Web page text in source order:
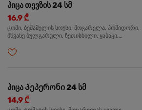
პიცა თევზის 24 სმ
16,9 ₾
ცომი, ბეშამელის სოუსი, მოცარელა, პომიდორი,
მწვანე ბულგარული, ზეთისხილი, ყაბაყი,
ორეგანო
პიცა Პეპერონი 24 სმ
14,9 ₾